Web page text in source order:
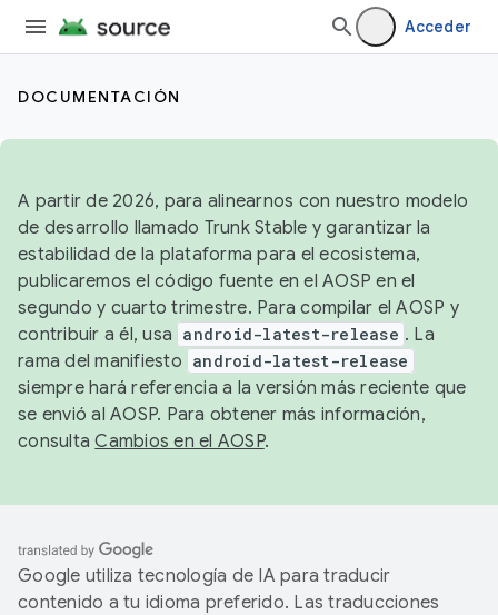
Acceder
DOCUMENTACIÓN
A partir de 2026, para alinearnos con nuestro modelo
de desarrollo llamado Trunk Stable y garantizar la
estabilidad de la plataforma para el ecosistema,
publicaremos el código fuente en el AOSP en el
segundo y cuarto trimestre. Para compilar el AOSP y
contribuir a él, usa android-latest-release . La
rama del manifiesto android-latest-release
siempre hará referencia a la versión más reciente que
se envió al AOSP. Para obtener más información,
consultaCambios en el AOSP.
Google utiliza tecnología de IA para traducir
contenido a tu idioma preferido. Las traducciones